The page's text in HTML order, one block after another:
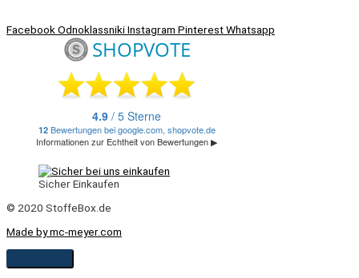
FacebookOdnoklassnikiInstagram PinterestWhatsapp
Sicher Einkaufen
© 2020 StoffeBox.de
Made by mc-meyer.com